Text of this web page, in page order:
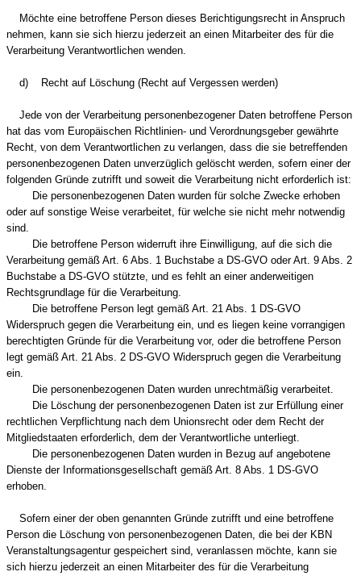
Möchte eine betroffene Person dieses Berichtigungsrecht in Anspruch
nehmen, kann sie sich hierzu jederzeit an einen Mitarbeiter des für die
Verarbeitung Verantwortlichen wenden.
d) Recht auf Löschung (Recht auf Vergessen werden)
Jede von der Verarbeitung personenbezogener Daten betroffene Person
hat das vom Europäischen Richtlinien- und Verordnungsgeber gewährte
Recht, von dem Verantwortlichen zu verlangen, dass die sie betreffenden
personenbezogenen Daten unverzüglich gelöscht werden, sofern einer der
folgenden Gründe zutrifft und soweit die Verarbeitung nicht erforderlich ist:
Die personenbezogenen Daten wurden für solche Zwecke erhoben
oder auf sonstige Weise verarbeitet, für welche sie nicht mehr notwendig
sind.
Die betroffene Person widerruft ihre Einwilligung, auf die sich die
Verarbeitung gemäß Art. 6 Abs. 1 Buchstabe a DS-GVO oder Art. 9 Abs. 2
Buchstabe a DS-GVO stützte, und es fehlt an einer anderweitigen
Rechtsgrundlage für die Verarbeitung.
Die betroffene Person legt gemäß Art. 21 Abs. 1 DS-GVO
Widerspruch gegen die Verarbeitung ein, und es liegen keine vorrangigen
berechtigten Gründe für die Verarbeitung vor, oder die betroffene Person
legt gemäß Art. 21 Abs. 2 DS-GVO Widerspruch gegen die Verarbeitung
ein.
Die personenbezogenen Daten wurden unrechtmäßig verarbeitet.
Die Löschung der personenbezogenen Daten ist zur Erfüllung einer
rechtlichen Verpflichtung nach dem Unionsrecht oder dem Recht der
Mitgliedstaaten erforderlich, dem der Verantwortliche unterliegt.
Die personenbezogenen Daten wurden in Bezug auf angebotene
Dienste der Informationsgesellschaft gemäß Art. 8 Abs. 1 DS-GVO
erhoben.
Sofern einer der oben genannten Gründe zutrifft und eine betroffene
Person die Löschung von personenbezogenen Daten, die bei der KBN
Veranstaltungsagentur gespeichert sind, veranlassen möchte, kann sie
sich hierzu jederzeit an einen Mitarbeiter des für die Verarbeitung